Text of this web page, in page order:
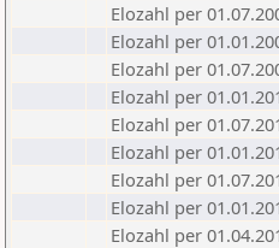
Elozahl per
Elozahl per
Elozahl per
Elozahl per
Elozahl per
Elozahl per
Elozahl per
Elozahl per
Elozahl per